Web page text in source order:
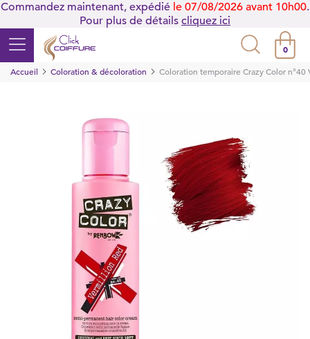
Commandez maintenant, expédié le 07/08/2026 avant 10h00.
Pour plus de détails cliquez ici
0
Accueil
Coloration & décoloration Coloration temporaire Crazy Color